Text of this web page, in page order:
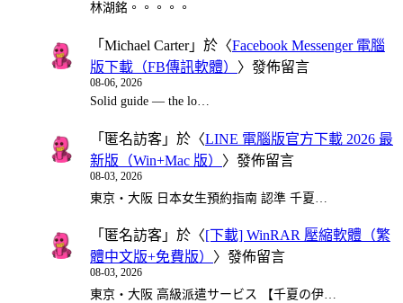
林湖銘。。。。。
「 Michael Carter」於〈Facebook Messenger 電腦
版下載（FB傳訊軟體） 〉發佈留言
08-06, 2026
Solid guide — the lo…
「 匿名訪客 」於〈LINE 電腦版官方下載 2026 最
新版（Win+Mac 版） 〉發佈留言
08-03, 2026
東京・大阪 日本女生預約指南 認準 千夏…
「 匿名訪客 」於〈[下載] WinRAR 壓縮軟體（繁
體中文版+免費版） 〉發佈留言
08-03, 2026
東京・大阪 高級派遣サービス 【千夏の伊…